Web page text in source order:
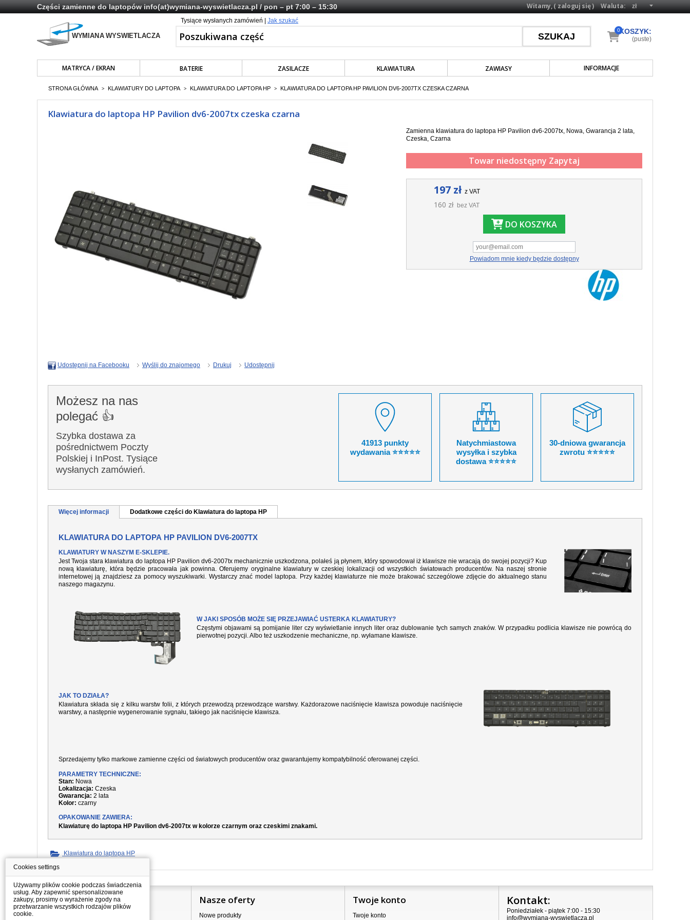
Części zamienne do laptopówinfo(at)wymiana-wyswietlacza.pl/ pon – pt 7:00 – 15:30 Waluta:
Witamy, (zaloguj się)
Tysiące wysłanych zamówień | Jak szukać
MATRYCA / EKRAN BATERIE ZASILACZE KLAWIATURA ZAWIASY INFORMACJE
KOSZYK:
0
(puste)
STRONA GŁÓWNA > KLAWIATURY DO LAPTOPA > KLAWIATURA DO LAPTOPA HP > KLAWIATURA DO LAPTOPA HP PAVILION DV6-2007TX CZESKA CZARNA
Klawiatura do laptopa HP Pavilion dv6-2007tx czeska czarna
Zamienna klawiatura do laptopa HP Pavilion dv6-2007tx, Nowa, Gwarancja 2 lata,
Czeska, Czarna
Towar niedostępny Zapytaj
197 zł z VAT
160 zł bez VAT
DO KOSZYKA
Powiadom mnie kiedy będzie dostępny
Udostępnij na Facebooku Wyślij do znajomego Drukuj Udostępnij
Możesz na nas
polegać 👍
Szybka dostawa za
pośrednictwem Poczty
Polskiej i InPost. Tysiące
wysłanych zamówień.
41913 punkty
wydawania ⭐⭐⭐⭐⭐
Natychmiastowa
wysyłka i szybka
dostawa ⭐⭐⭐⭐⭐
30-dniowa gwarancja
zwrotu ⭐⭐⭐⭐⭐
Więcej informacji Dodatkowe części do Klawiatura do laptopa HP
KLAWIATURA DO LAPTOPA HP PAVILION DV6-2007TX
KLAWIATURY W NASZYM E-SKLEPIE.
Jest Twoja stara klawiatura do laptopa HP Pavilion dv6-2007tx mechanicznie uszkodzona, polałeś ją płynem, który spowodował iż klawisze nie wracają do swojej pozycji? Kup
nową klawiaturę, która będzie pracowała jak powinna. Oferujemy oryginalne klawiatury w czeskiej lokalizacji od wszystkich światowach producentów. Na naszej stronie
internetowej ją znajdziesz za pomocy wyszukiwarki. Wystarczy znać model laptopa. Przy każdej klawiaturze nie może brakować szczególowe zdjęcie do aktualnego stanu
naszego magazynu.
W JAKI SPOSÓB MOŻE SIĘ PRZEJAWIAĆ USTERKA KLAWIATURY?
Częstymi objawami są pomijanie liter czy wyświetlanie innych liter oraz dublowanie tych samych znaków. W przypadku podlicia klawisze nie powrócą do
pierwotnej pozycji. Albo też uszkodzenie mechaniczne, np. wyłamane klawisze.
JAK TO DZIAŁA?
Klawiatura składa się z kilku warstw folii, z których przewodzą przewodzące warstwy. Każdorazowe naciśnięcie klawisza powoduje naciśnięcie
warstwy, a następnie wygenerowanie sygnału, takiego jak naciśnięcie klawisza.
Sprzedajemy tylko markowe zamienne części od światowych producentów oraz gwarantujemy kompatybilność oferowanej części.
PARAMETRY TECHNICZNE:
Stan: Nowa
Lokalizacja: Czeska
Gwarancja: 2 lata
Kolor: czarny
OPAKOWANIE ZAWIERA:
Klawiaturę do laptopa HP Pavilion dv6-2007tx w kolorze czarnym oraz czeskimi znakami.
Klawiatura do laptopa HP
Informacje Nasze oferty
Nowe produkty
Twoje konto
Twoje konto
Kontakt:
Poniedziałek - piątek 7:00 - 15:30
info@wymiana-wyswietlacza.pl
Cookies settings
Używamy plików cookie podczas świadczenia
usług. Aby zapewnić spersonalizowane
zakupy, prosimy o wyrażenie zgody na
przetwarzanie wszystkich rodzajów plików
cookie.